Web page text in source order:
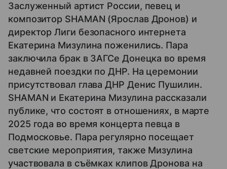
Заслуженный артист России, певец и
композитор SHAMAN (Ярослав Дронов) и
директор Лиги безопасного интернета
Екатерина Мизулина поженились. Пара
заключила брак в ЗАГСе Донецка во время
недавней поездки по ДНР. На церемонии
присутствовал глава ДНР Денис Пушилин.
SHAMAN и Екатерина Мизулина рассказали
публике, что состоят в отношениях, в марте
2025 года во время концерта певца в
Подмосковье. Пара регулярно посещает
светские мероприятия, также Мизулина
участвовала в съёмках клипов Дронова на